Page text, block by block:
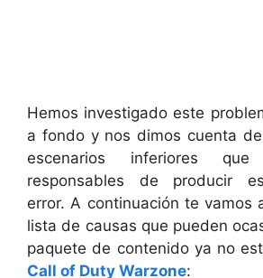
Hemos investigado este
a fondo y nos dimos cuenta
escenarios inferiores
responsables de producir
error. A continuación te vamos
lista de causas que pueden
paquete de contenido ya no
Call of Duty Warzone: